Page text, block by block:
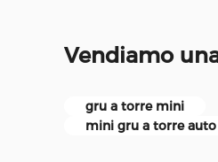
Vendiamo
gru a torre mini
mini gru a torre